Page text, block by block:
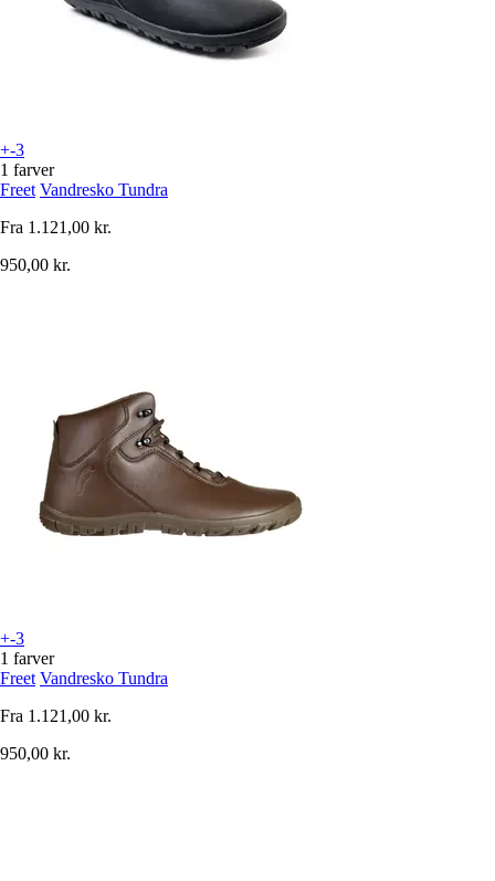
+-3
1 farver
Freet Vandresko Tundra
Fra 1.121,00 kr.
950,00 kr.
+-3
1 farver
Freet Vandresko Tundra
Fra 1.121,00 kr.
950,00 kr.